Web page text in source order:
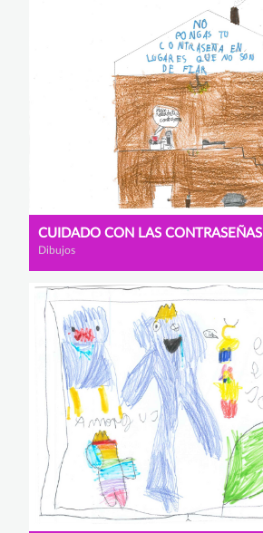
CUIDADO CON LAS CONTRASEÑAS
Dibujos